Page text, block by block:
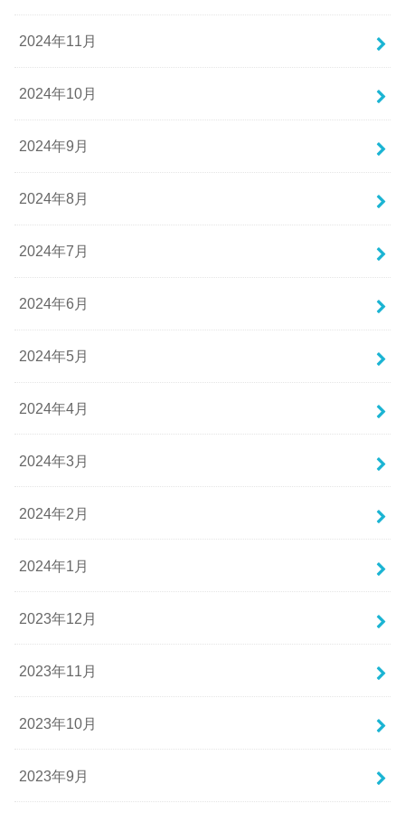
2024年11月
2024年10月
2024年9月
2024年8月
2024年7月
2024年6月
2024年5月
2024年4月
2024年3月
2024年2月
2024年1月
2023年12月
2023年11月
2023年10月
2023年9月